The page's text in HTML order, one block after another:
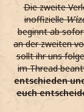
Die zweite
inoffizielle
beginnt ab
an der zweiten
sollt ihr uns
im Thread
entschieden
euch